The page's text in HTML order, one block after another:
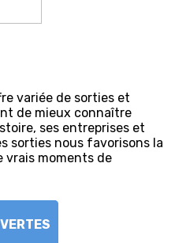
variée de sorties et
de mieux connaître
ses entreprises et
sorties nous favorisons la
vrais moments de